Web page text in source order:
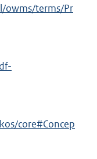
owms/terms/Pr
core#Concep